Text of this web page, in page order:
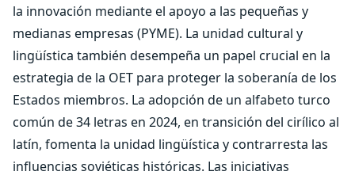
la innovación mediante el apoyo a las pequeñas y
medianas empresas (PYME). La unidad cultural y
lingüística también desempeña un papel crucial en la
estrategia de la OET para proteger la soberanía de los
Estados miembros. La adopción de un alfabeto turco
común de 34 letras en 2024, en transición del cirílico al
latín, fomenta la unidad lingüística y contrarresta las
influencias soviéticas históricas. Las iniciativas